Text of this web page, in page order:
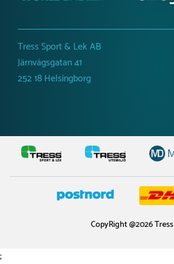
Tress Sport & Lek AB
Järnvägsgatan 41
252 18 Helsingborg
CopyRight @2026 Tress
;